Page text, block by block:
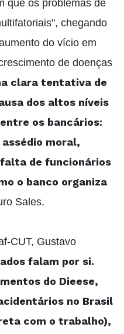
que os problemas de
chegando
do vício em
de doenças
clara tentativa de
dos altos níveis
os bancários:
moral,
de funcionários
o banco organiza
Sales.
CUT, Gustavo
falam por si.
do Dieese,
no Brasil
com o trabalho),